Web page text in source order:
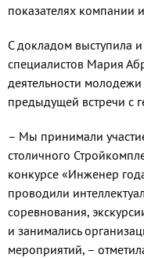
показателях компании
С докладом выступила
специалистов Мария
деятельности
предыдущей встречи с
– Мы принимали
столичного
конкурсе «Инженер
проводили
соревнования,
и занимались
мероприятий, –